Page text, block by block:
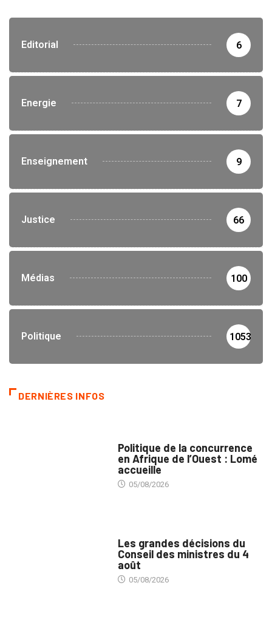
Editorial 6
Energie 7
Enseignement 9
Justice 66
Médias 100
Politique 1053
DERNIÈRES INFOS
Politique de la concurrence
en Afrique de l’Ouest : Lomé
accueille
05/08/2026
Les grandes décisions du
Conseil des ministres du 4
août
05/08/2026